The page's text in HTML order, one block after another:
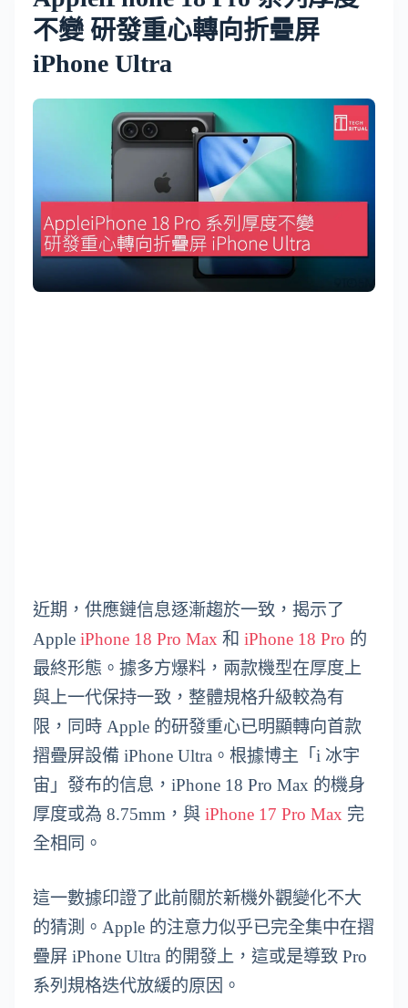
不變 研發重心轉向折疊屏
iPhone Ultra
近期，供應鏈信息逐漸趨於一致，揭示了
Apple iPhone 18 Pro Max 和 iPhone 18 Pro 的
最終形態。據多方爆料，兩款機型在厚度上
與上一代保持一致，整體規格升級較為有
限，同時 Apple 的研發重心已明顯轉向首款
摺疊屏設備 iPhone Ultra。根據博主「i 冰宇
宙」發布的信息，iPhone 18 Pro Max 的機身
厚度或為 8.75mm，與 iPhone 17 Pro Max 完
全相同。
這一數據印證了此前關於新機外觀變化不大
的猜測。Apple 的注意力似乎已完全集中在摺
疊屏 iPhone Ultra 的開發上，這或是導致 Pro
系列規格迭代放緩的原因。